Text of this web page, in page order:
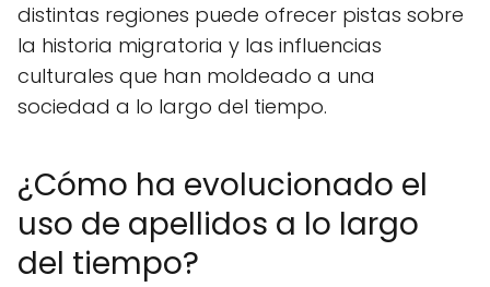
distintas regiones puede ofrecer pistas sobre
la historia migratoria y las influencias
culturales que han moldeado a una
sociedad a lo largo del tiempo.
¿Cómo ha evolucionado el
uso de apellidos a lo largo
del tiempo?